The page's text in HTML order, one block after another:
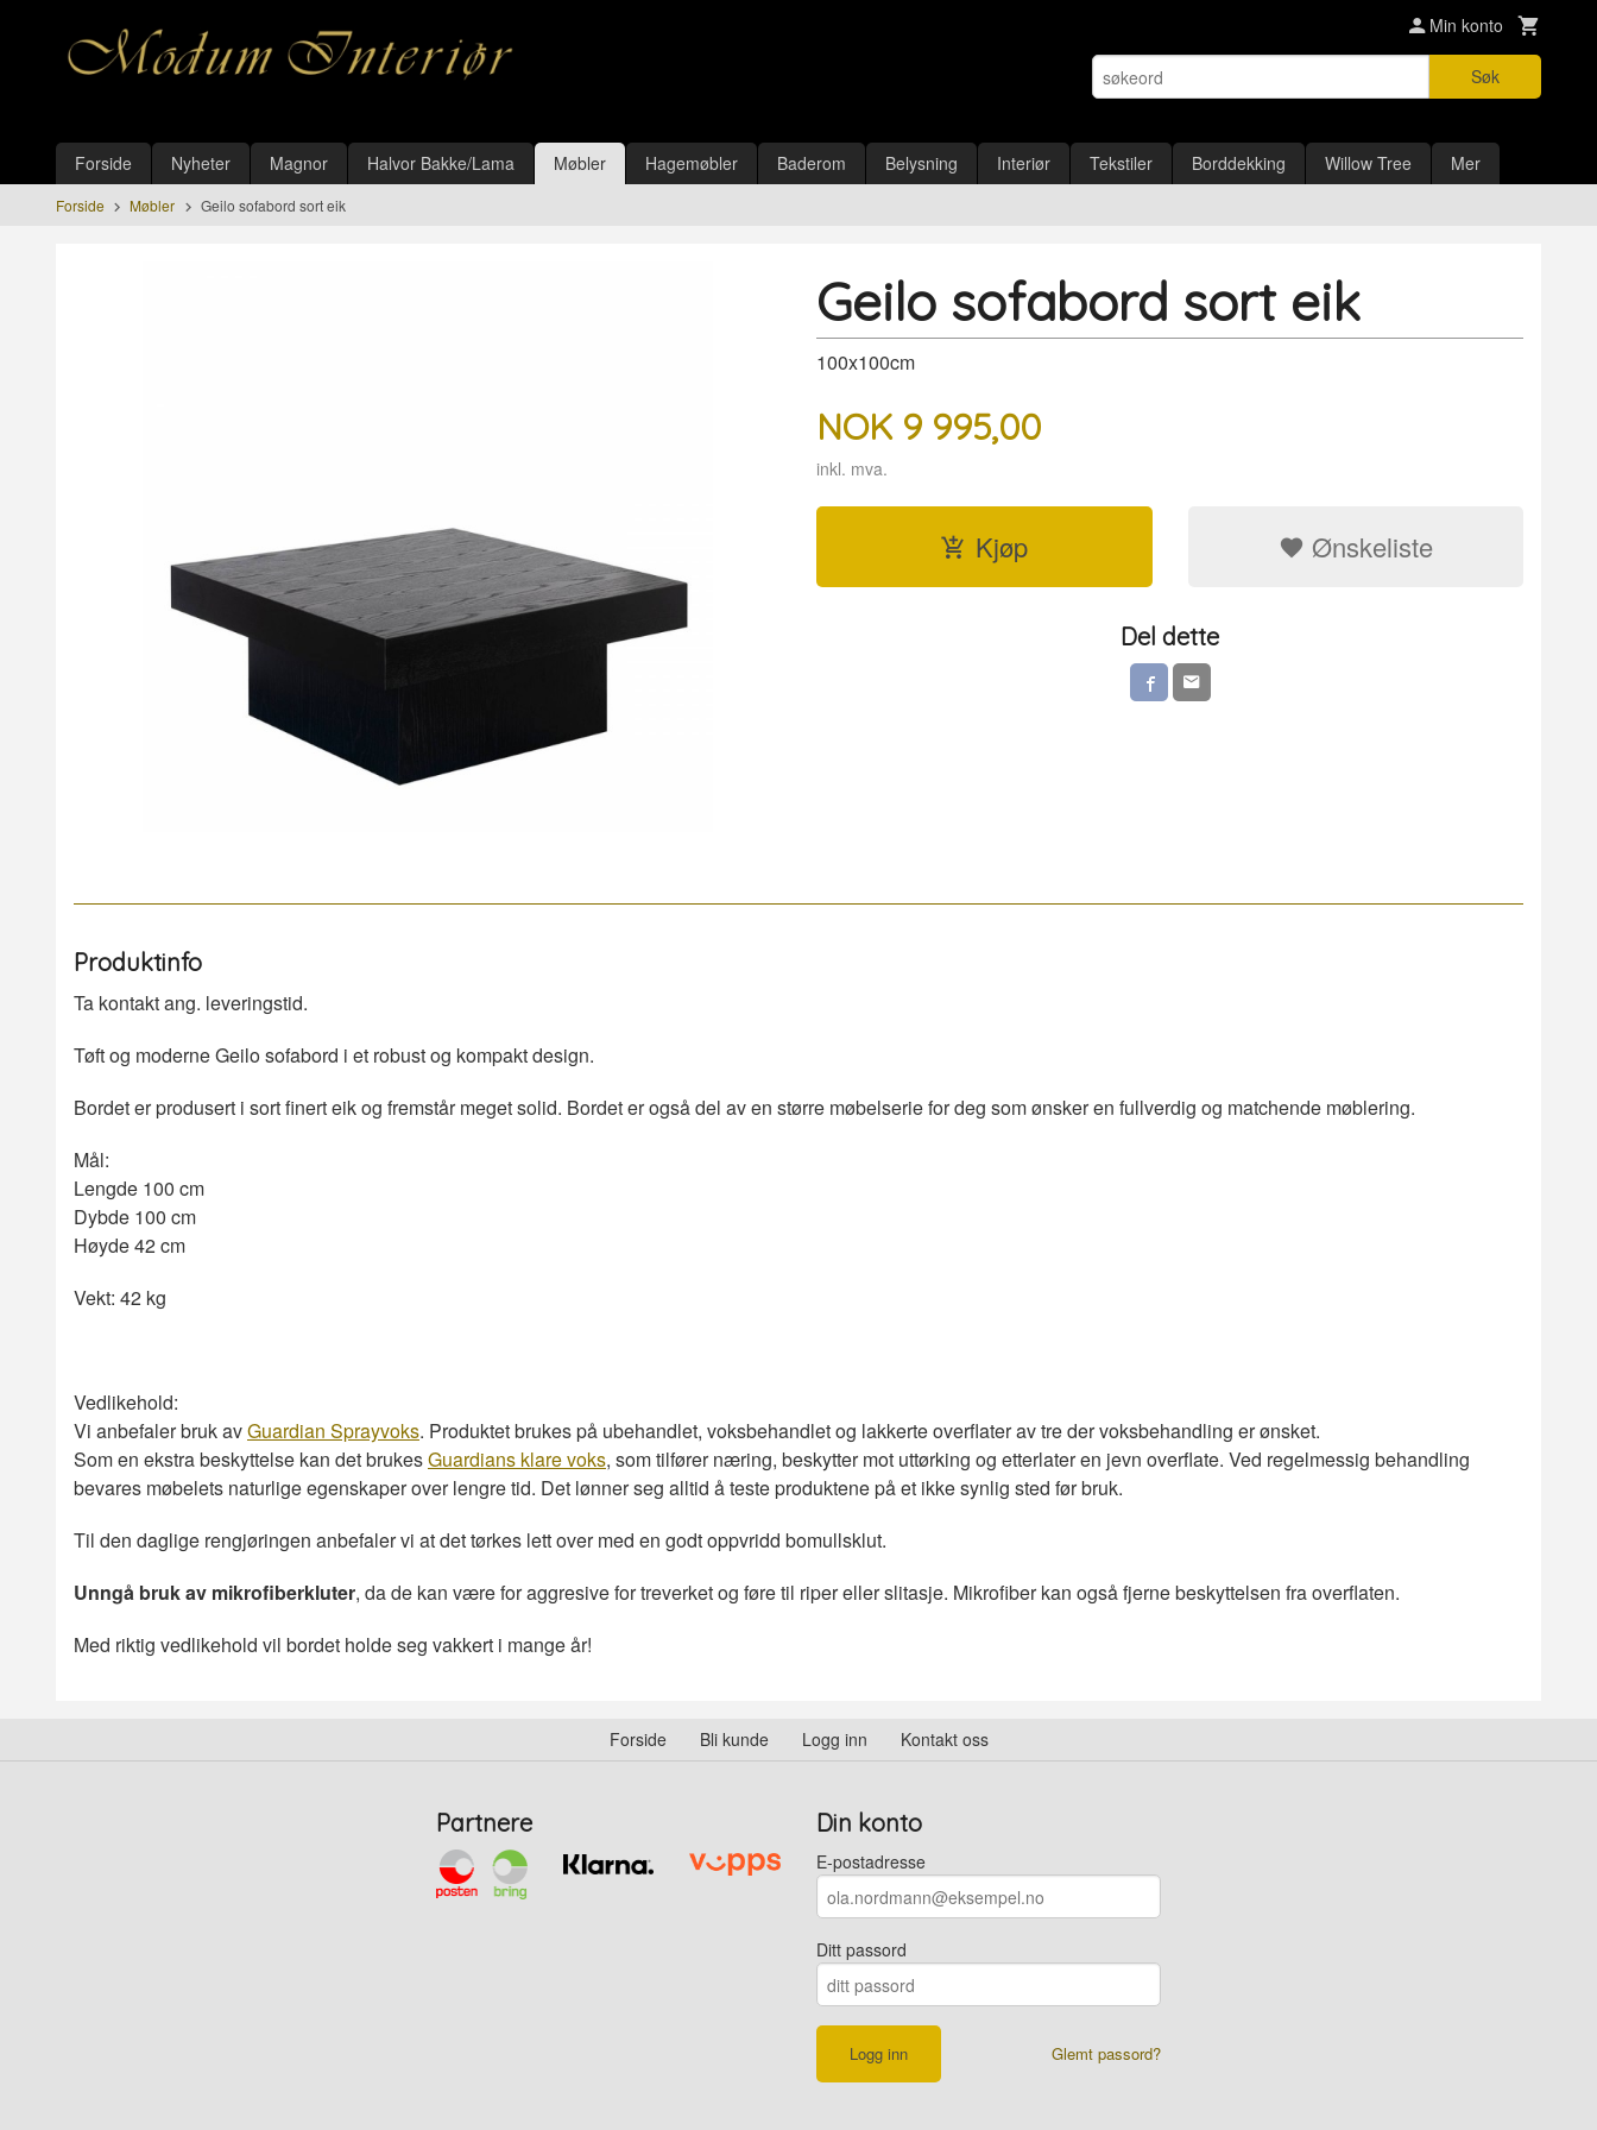
innholdet
Min konto
Søk
Produkter
Forside Nyheter Magnor Halvor Bakke/Lama Møbler Hagemøbler Baderom Belysning Interiør Tekstiler Borddekking Willow Tree Mer
Forside Møbler Geilo sofabord sort eik
Geilo sofabord sort eik
100x100cm
NOK 9 995,00
inkl. mva.
Kjøp Ønskeliste
Del dette
Produktinfo
Ta kontakt ang. leveringstid.
Tøft og moderne Geilo sofabord i et robust og kompakt design.
Bordet er produsert i sort finert eik og fremstår meget solid. Bordet er også del av en større møbelserie for deg som ønsker en fullverdig og matchende møblering.
Mål:
Lengde 100 cm
Dybde 100 cm
Høyde 42 cm
Vekt: 42 kg
Vedlikehold:
Vi anbefaler bruk avGuardian Sprayvoks. Produktet brukes på ubehandlet, voksbehandlet og lakkerte overflater av tre der voksbehandling er ønsket.
Som en ekstra beskyttelse kan det brukesGuardians klare voks, som tilfører næring, beskytter mot uttørking og etterlater en jevn overflate. Ved regelmessig behandling
bevares møbelets naturlige egenskaper over lengre tid. Det lønner seg alltid å teste produktene på et ikke synlig sted før bruk.
Til den daglige rengjøringen anbefaler vi at det tørkes lett over med en godt oppvridd bomullsklut.
Unngå bruk av mikrofiberkluter, da de kan være for aggresive for treverket og føre til riper eller slitasje. Mikrofiber kan også fjerne beskyttelsen fra overflaten.
Med riktig vedlikehold vil bordet holde seg vakkert i mange år!
Forside Bli kunde Logg inn Kontakt oss
Partnere Din konto
E-postadresse
Ditt passord
Glemt passord?